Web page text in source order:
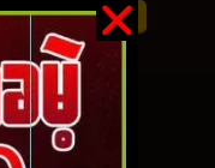
Online ငါး ဂိမ်း apk
ါး ပစ် ဂိမ်း
နို ဂိမ်း